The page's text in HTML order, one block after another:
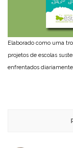
Elaborado como uma
projetos de escolas
enfrentados